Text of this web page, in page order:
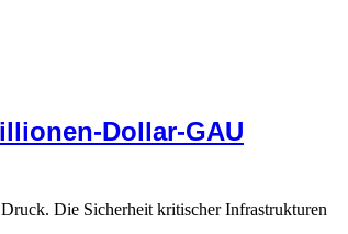
Dollar-GAU
Die Sicherheit kritischer Infrastrukturen